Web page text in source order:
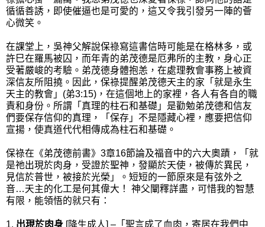
循循善誘，即使催逼也是可愛的，這又令我引發另一陣的薈
心微笑。
在課堂上，吳神父解說保祿寫這書信時可能是在格林多，或
許巳在羅馬被囚，而年青的弟茂德是厄弗所的主教，身心正
受著嚴峻的考驗。弟茂德身體抱恙，在處理教會事務上被資
深信友所阻撓。因此，保祿提醒弟茂德天主的家「就是永生
天主的教會」(弟3:15)，在這個地上的家裡，各人有各自的職
責和身份。所謂「真理的柱石和基礎」是勸勉弟茂德和信友
們要保存信仰的真理，「保存」不是隱藏心裡，應要把信仰
宣揚，使真道代代相傳成為柱石和基礎。
保祿在《弟茂德前書》3章16節論及福音中的六大奧蹟，「就
是祂出現於肉身，受證於聖神，發顯於天使，被傳於異民，
見信於普世，被接於光榮」。短短的一節原來是有弦外之
音…天主的化工是何其偉大！ 神父闡釋詳盡，可惜我的智慧
有限，能領悟的就只有：
1. 出現於肉身 [降生成人] –「聖言成了血肉，寄居在我們中